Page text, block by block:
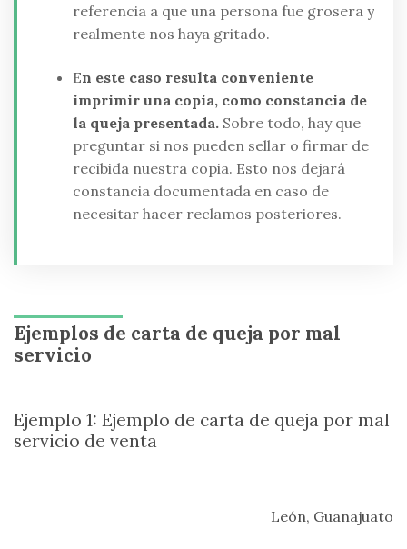
referencia a que una persona fue grosera y
realmente nos haya gritado.
En este caso resulta conveniente
imprimir una copia, como constancia de
la queja presentada.Sobre todo, hay que
preguntar si nos pueden sellar o firmar de
recibida nuestra copia. Esto nos dejará
constancia documentada en caso de
necesitar hacer reclamos posteriores.
Ejemplos de carta de queja por mal
servicio
Ejemplo 1: Ejemplo de carta de queja por mal
servicio de venta
León, Guanajuato